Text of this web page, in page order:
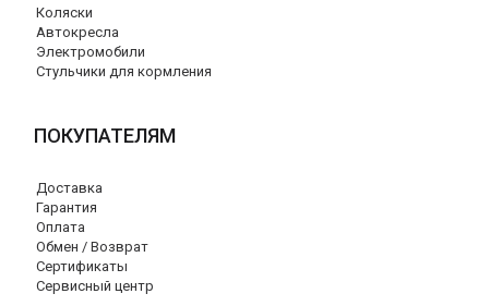
Коляски
Автокресла
Электромобили
Стульчики для кормления
ПОКУПАТЕЛЯМ
Доставка
Гарантия
Оплата
Обмен / Возврат
Сертификаты
Сервисный центр